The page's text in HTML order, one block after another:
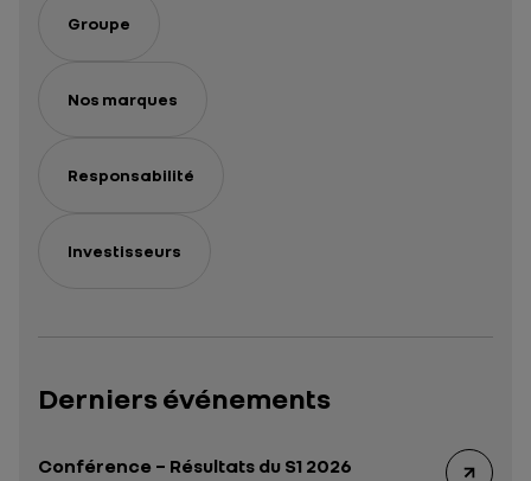
Groupe
Nos marques
Responsabilité
Investisseurs
Derniers événements
Conférence – Résultats du S1 2026